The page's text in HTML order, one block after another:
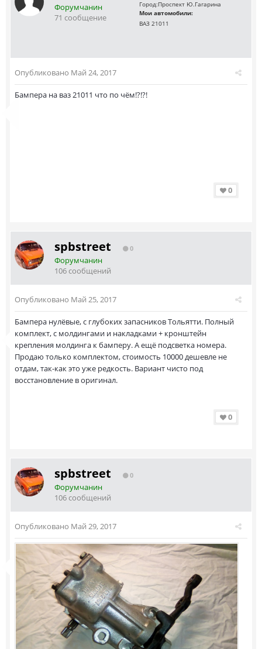
Форумчанин
71 сообщение
Город:Проспект Ю.Гагарина
Мои автомобили:
ВАЗ 21011
Опубликовано Май 24, 2017
Бампера на ваз 21011 что по чём!?!?!
0
spbstreet 0
Форумчанин
106 сообщений
Опубликовано Май 25, 2017
Бампера нулёвые, с глубоких запасников Тольятти. Полный
комплект, с молдингами и накладками + кронштейн
крепления молдинга к бамперу. А ещё подсветка номера.
Продаю только комплектом, стоимость 10000 дешевле не
отдам, так-как это уже редкость. Вариант чисто под
восстановление в оригинал.
0
spbstreet 0
Форумчанин
106 сообщений
Опубликовано Май 29, 2017